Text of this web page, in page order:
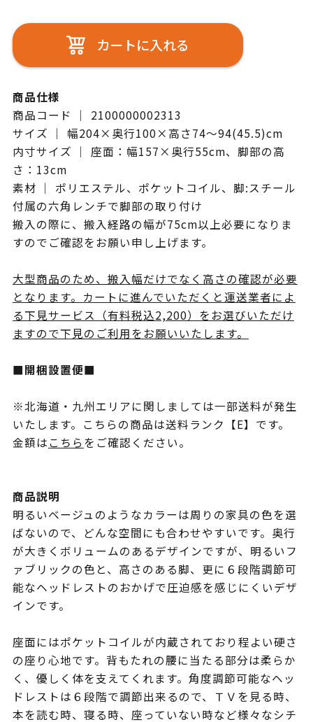
カートに入れる
商品仕様
商品コード ｜ 2100000002313
サイズ ｜ 幅204×奥行100×高さ74～94(45.5)cm
内寸サイズ ｜ 座面：幅157×奥行55cm、脚部の高
さ：13cm
素材 ｜ ポリエステル、ポケットコイル、脚:スチール
付属の六角レンチで脚部の取り付け
搬入の際に、搬入経路の幅が75cm以上必要になりま
すのでご確認をお願い申し上げます。
大型商品のため、搬入幅だけでなく高さの確認が必要
となります。カートに進んでいただくと運送業者によ
る下見サービス（有料税込2,200）をお選びいただけ
ますので下見のご利用をお願いいたします。
■開梱設置便■
※北海道・九州エリアに関しましては一部送料が発生
いたします。こちらの商品は送料ランク【E】です。
金額はこちらをご確認ください。
商品説明
明るいベージュのようなカラーは周りの家具の色を選
ばないので、どんな空間にも合わせやすいです。奥行
が大きくボリュームのあるデザインですが、明るいフ
ァブリックの色と、高さのある脚、更に６段階調節可
能なヘッドレストのおかげで圧迫感を感じにくいデザ
インです。
座面にはポケットコイルが内蔵されており程よい硬さ
の座り心地です。背もたれの腰に当たる部分は柔らか
く、優しく体を支えてくれます。角度調節可能なヘッ
ドレストは６段階で調節出来るので、ＴＶを見る時、
本を読む時、寝る時、座っていない時など様々なシチ